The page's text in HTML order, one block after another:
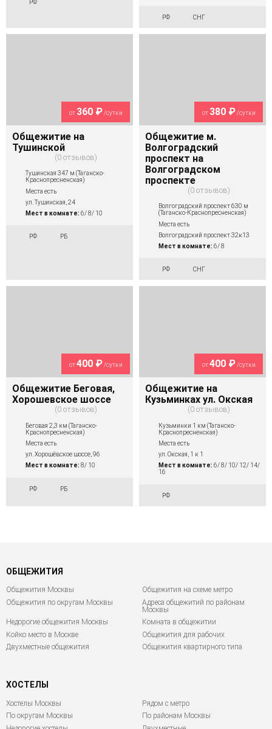
РФ
РФ СНГ
от 360 ₽/сутки
Общежитие на
Тушинской
0 отзывов
Тушинская 347 м (Таганско-
Краснопресненская)
Места есть
ул. Тушинская, 24
Мест в комнате: 6/ 8/ 10
РФ РБ
от 380 ₽/сутки
Общежитие м.
Волгоградский
проспект на
Волгоградском
проспекте
0 отзывов
Волгоградский проспект 630 м
(Таганско-Краснопресненская)
Места есть
Волгоградский проспект 32к13
Мест в комнате: 6/ 8
РФ СНГ
от400 ₽ /сутки
Общежитие Беговая,
Хорошевское шоссе
0 отзывов
Беговая 2,3 км (Таганско-
Краснопресненская)
Места есть
ул. Хорошёвское шоссе, 96
Мест в комнате: 8/ 10
РФ РБ
от400 ₽ /сутки
Общежитие на
Кузьминках ул. Окская
0 отзывов
Кузьминки 1 км (Таганско-
Краснопресненская)
Места есть
ул. Окская, 1 к 1
Мест в комнате: 6/ 8/ 10/ 12/ 14/
16
РФ
ОБЩЕЖИТИЯ
Общежития Москвы
Общежития на схеме метро
Общежития по округам Москвы
Адреса общежитий по районам
Москвы
Недорогие общежития Москвы
Комната в общежитии
Койко место в Москве
Общежития для рабочих
Двухместные общежития
Общежития квартирного типа
ХОСТЕЛЫ
Хостелы Москвы
По округам Москвы
Рядом с метро
По районам Москвы